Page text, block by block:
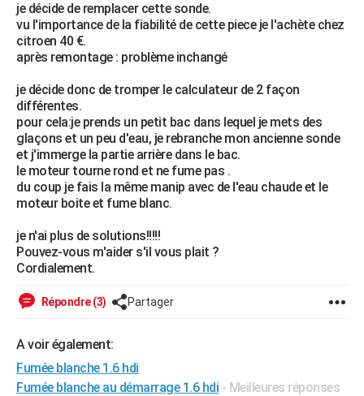
je décide de remplacer cette sonde.
vu l'importance de la fiabilité de cette piece je l'achète chez
citroen 40 €.
après remontage : problème inchangé
je décide donc de tromper le calculateur de 2 façon
différentes.
pour cela:je prends un petit bac dans lequel je mets des
glaçons et un peu d'eau, je rebranche mon ancienne sonde
et j'immerge la partie arrière dans le bac.
le moteur tourne rond et ne fume pas .
du coup je fais la même manip avec de l'eau chaude et le
moteur boite et fume blanc.
je n'ai plus de solutions!!!!!
Pouvez-vous m'aider s'il vous plait ?
Cordialement.
Répondre (3) Partager
A voir également:
Fumée blanche 1.6 hdi
Fumée blanche au démarrage 1.6 hdi - Meilleures réponses